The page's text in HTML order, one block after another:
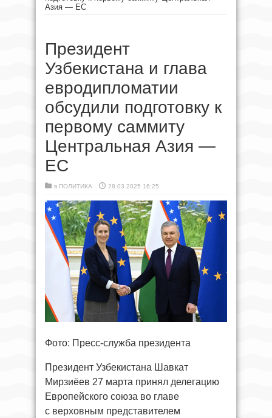
Азия — ЕС
Президент
Узбекистана и глава
евродипломатии
обсудили подготовку к
первому саммиту
Центральная Азия —
ЕС
в ПОЛИТИКА 28.03.2025 16:25
Фото: Пресс-служба президента
Президент Узбекистана Шавкат
Мирзиёев 27 марта принял делегацию
Европейского союза во главе
с верховным представителем